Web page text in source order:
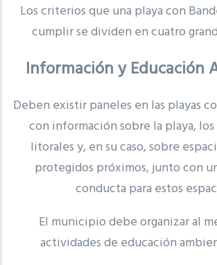
Los criterios que una playa con
cumplir se dividen en cuatro
Información y Educación
Deben existir paneles en las playas
con información sobre la playa,
litorales y, en su caso, sobre
protegidos próximos, junto con
conducta para estos
El municipio debe organizar al
actividades de educación